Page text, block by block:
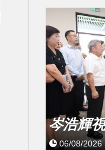
岑浩輝
06/08/2026